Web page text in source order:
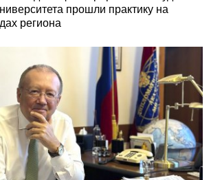
прошли практику на
региона